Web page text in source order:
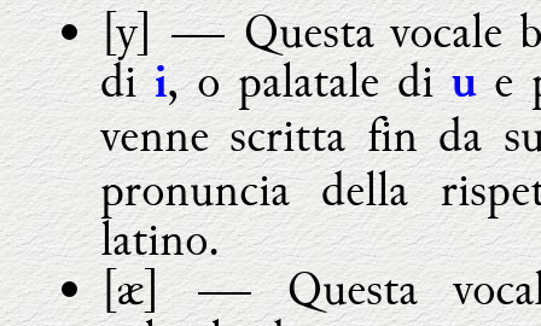
[y]― Questa vocale
dii, o palatale diu e
venne scritta fin da
pronuncia della
latino.
[æ] ― Questa